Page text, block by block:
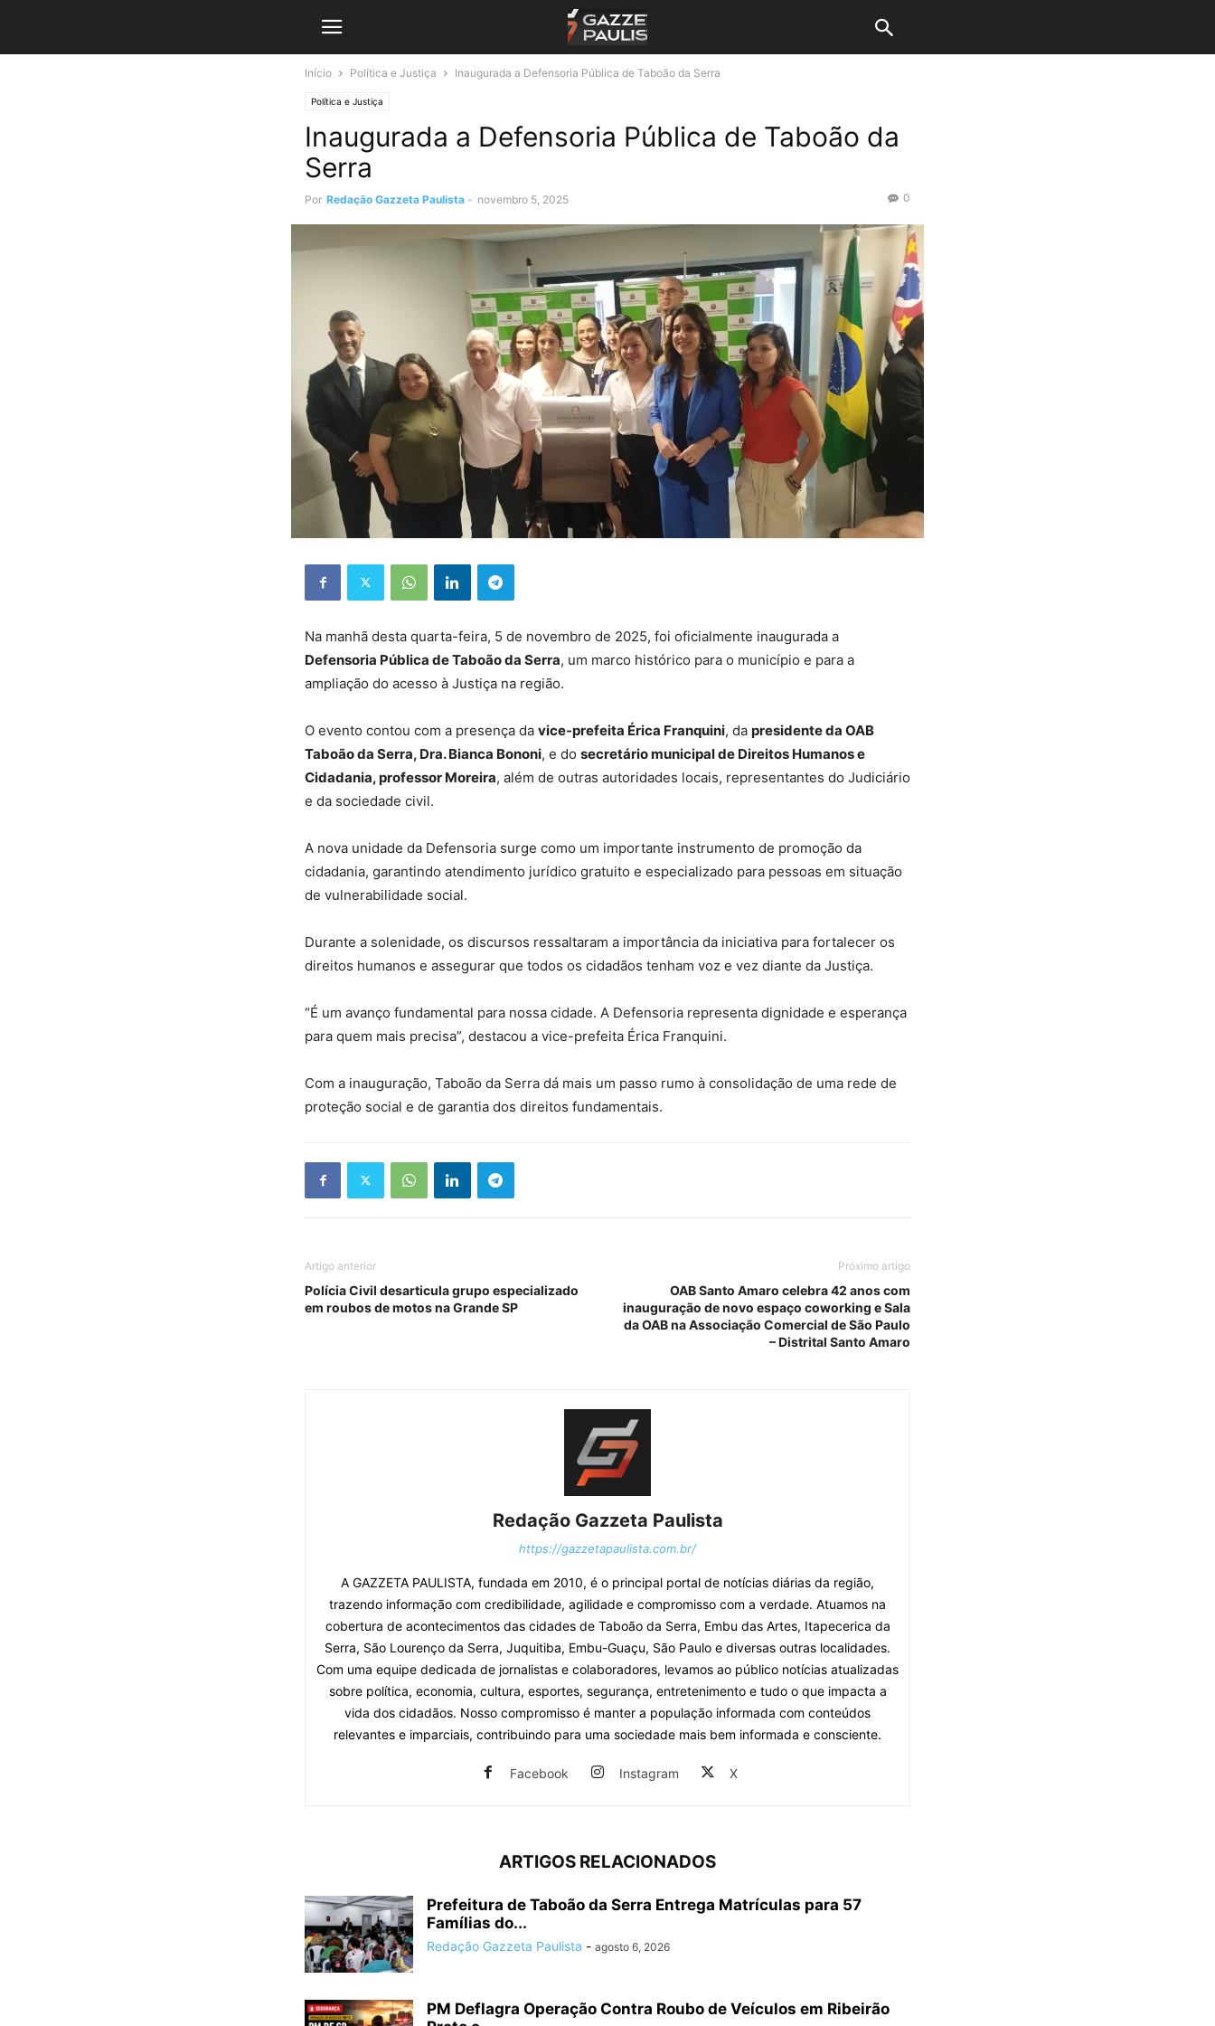
Início Política e Justiça Inaugurada a Defensoria Pública de Taboão da Serra
Política e Justiça
Inaugurada a Defensoria Pública de Taboão da
Serra
Por Redação Gazzeta Paulista - novembro 5, 2025 0
Na manhã desta quarta-feira, 5 de novembro de 2025, foi oficialmente inaugurada a
Defensoria Pública de Taboão da Serra, um marco histórico para o município e para a
ampliação do acesso à Justiça na região.
O evento contou com a presença da vice-prefeita Érica Franquini, da presidente da OAB
Taboão da Serra, Dra. Bianca Bononi, e do secretário municipal de Direitos Humanos e
Cidadania, professor Moreira, além de outras autoridades locais, representantes do Judiciário
e da sociedade civil.
A nova unidade da Defensoria surge como um importante instrumento de promoção da
cidadania, garantindo atendimento jurídico gratuito e especializado para pessoas em situação
de vulnerabilidade social.
Durante a solenidade, os discursos ressaltaram a importância da iniciativa para fortalecer os
direitos humanos e assegurar que todos os cidadãos tenham voz e vez diante da Justiça.
“É um avanço fundamental para nossa cidade. A Defensoria representa dignidade e esperança
para quem mais precisa”, destacou a vice-prefeita Érica Franquini.
Com a inauguração, Taboão da Serra dá mais um passo rumo à consolidação de uma rede de
proteção social e de garantia dos direitos fundamentais.
Artigo anterior
Polícia Civil desarticula grupo especializado
em roubos de motos na Grande SP
Próximo artigo
OAB Santo Amaro celebra 42 anos com
inauguração de novo espaço coworking e Sala
da OAB na Associação Comercial de São Paulo
– Distrital Santo Amaro
Redação Gazzeta Paulista
https://gazzetapaulista.com.br/
A GAZZETA PAULISTA, fundada em 2010, é o principal portal de notícias diárias da região,
trazendo informação com credibilidade, agilidade e compromisso com a verdade. Atuamos na
cobertura de acontecimentos das cidades de Taboão da Serra, Embu das Artes, Itapecerica da
Serra, São Lourenço da Serra, Juquitiba, Embu-Guaçu, São Paulo e diversas outras localidades.
Com uma equipe dedicada de jornalistas e colaboradores, levamos ao público notícias atualizadas
sobre política, economia, cultura, esportes, segurança, entretenimento e tudo o que impacta a
vida dos cidadãos. Nosso compromisso é manter a população informada com conteúdos
relevantes e imparciais, contribuindo para uma sociedade mais bem informada e consciente.
Facebook Instagram X
ARTIGOS RELACIONADOS
Prefeitura de Taboão da Serra Entrega Matrículas para 57
Famílias do...
Redação Gazzeta Paulista - agosto 6, 2026
PM Deflagra Operação Contra Roubo de Veículos em Ribeirão